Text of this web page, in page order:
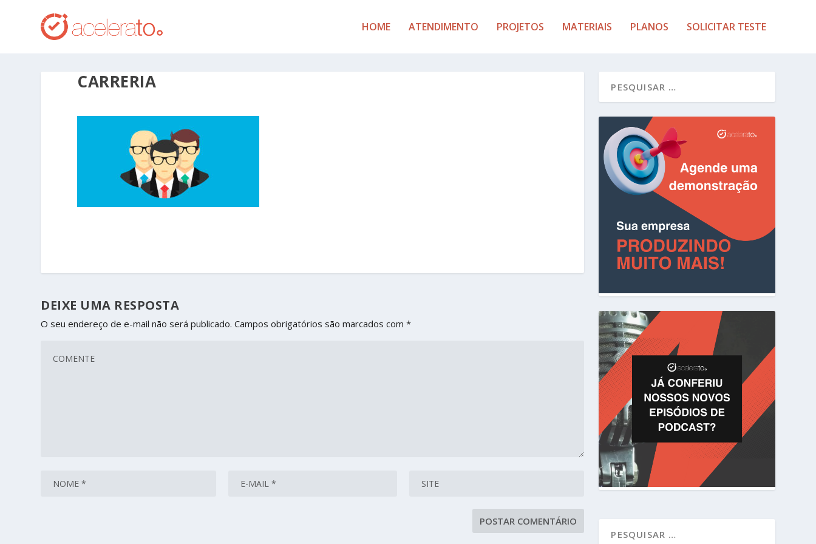
HOME ATENDIMENTO PROJETOS MATERIAIS PLANOS SOLICITAR TESTE
CARRERIA
DEIXE UMA RESPOSTA
O seu endereço de e-mail não será publicado. Campos obrigatórios são marcados com*